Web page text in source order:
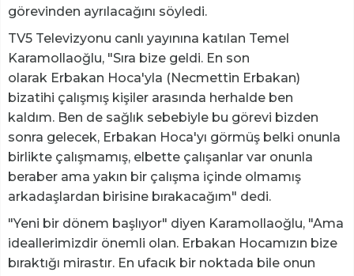
görevinden ayrılacağını söyledi.
TV5 Televizyonu canlı yayınına katılan Temel
Karamollaoğlu, "Sıra bize geldi. En son
olarak Erbakan Hoca'yla (Necmettin Erbakan)
bizatihi çalışmış kişiler arasında herhalde ben
kaldım. Ben de sağlık sebebiyle bu görevi bizden
sonra gelecek, Erbakan Hoca'yı görmüş belki onunla
birlikte çalışmamış, elbette çalışanlar var onunla
beraber ama yakın bir çalışma içinde olmamış
arkadaşlardan birisine bırakacağım" dedi.
"Yeni bir dönem başlıyor" diyen Karamollaoğlu, "Ama
ideallerimizdir önemli olan. Erbakan Hocamızın bize
bıraktığı mirastır. En ufacık bir noktada bile onun